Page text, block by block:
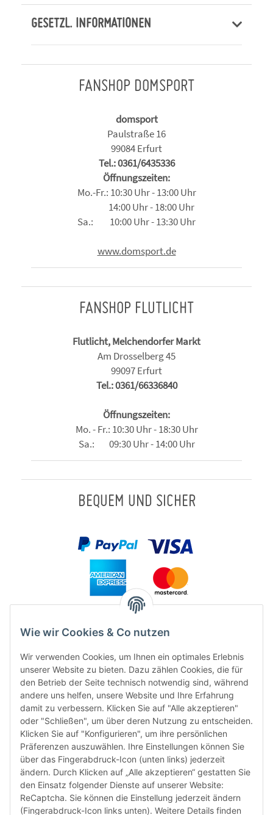
GESETZL. INFORMATIONEN
FANSHOP DOMSPORT
domsport
Paulstraße 16
99084 Erfurt
Tel.: 0361/6435336
Öffnungszeiten:
Mo.-Fr.: 10:30 Uhr - 13:00 Uhr
14:00 Uhr - 18:00 Uhr
Sa.: 10:00 Uhr - 13:30 Uhr
www.domsport.de
FANSHOP FLUTLICHT
Flutlicht, Melchendorfer Markt
Am Drosselberg 45
99097 Erfurt
Tel.: 0361/66336840
Öffnungszeiten:
Mo. - Fr.: 10:30 Uhr - 18:30 Uhr
Sa.: 09:30 Uhr - 14:00 Uhr
BEQUEM UND SICHER
FÜR EUCH UNTERWEGS
Wie wir Cookies & Co nutzen
Wir verwenden Cookies, um Ihnen ein optimales Erlebnis
unserer Website zu bieten. Dazu zählen Cookies, die für
den Betrieb der Seite technisch notwendig sind, während
andere uns helfen, unsere Website und Ihre Erfahrung
damit zu verbessern. Klicken Sie auf "Alle akzeptieren"
oder "Schließen", um über deren Nutzung zu entscheiden.
Klicken Sie auf "Konfigurieren", um ihre persönlichen
Präferenzen auszuwählen. Ihre Einstellungen können Sie
über das Fingerabdruck-Icon (unten links) jederzeit
ändern. Durch Klicken auf „Alle akzeptieren“ gestatten Sie
den Einsatz folgender Dienste auf unserer Website:
ReCaptcha. Sie können die Einstellung jederzeit ändern
(Fingerabdruck-Icon links unten). Weitere Details finden